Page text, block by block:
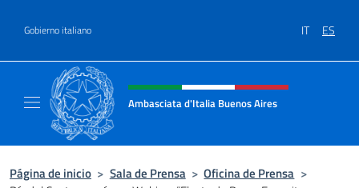
Gobierno italiano IT ES
Encabezado del sitio web,
Ambasciata d'Italia Buenos Aires
Página de inicio > Sala de Prensa > Oficina de Prensa >